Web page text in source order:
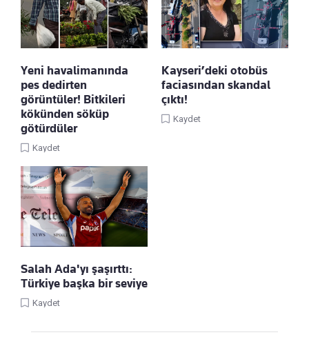
Yeni havalimanında
pes dedirten
görüntüler! Bitkileri
kökünden söküp
götürdüler
Kaydet
Kayseri’deki otobüs
faciasından skandal
çıktı!
Kaydet
Salah Ada'yı şaşırttı:
Türkiye başka bir seviye
Kaydet